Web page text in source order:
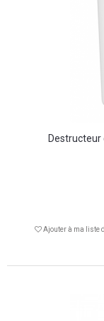
Destructeur
Ajouter à ma liste